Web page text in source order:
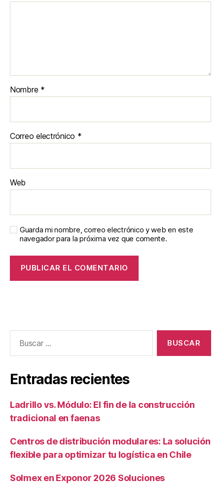
Nombre *
Correo electrónico *
Web
Guarda mi nombre, correo electrónico y web en este
navegador para la próxima vez que comente.
Entradas recientes
Ladrillo vs. Módulo: El fin de la construcción
tradicional en faenas
Centros de distribución modulares: La solución
flexible para optimizar tu logística en Chile
Solmex en Exponor 2026 Soluciones